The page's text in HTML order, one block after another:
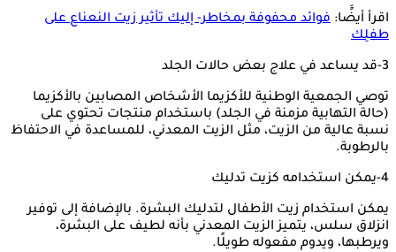
اقرأ أيضًَا: فوائد محفوفة بمخاطر- إليك تأثير زيت النعناع على
طفلِك
3-قد يساعد في علاج بعض حالات الجلد
توصي الجمعية الوطنية للأكزيما الأشخاص المصابين بالأكزيما
(حالة التهابية مزمنة في الجلد) باستخدام منتجات تحتوي على
نسبة عالية من الزيت، مثل الزيت المعدني، للمساعدة في الاحتفاظ
بالرطوبة.
4-يمكن استخدامه كزيت تدليك
يمكن استخدام زيت الأطفال لتدليك البشرة. بالإضافة إلى توفير
انزلاق سلس، يتميز الزيت المعدني بأنه لطيف على البشرة،
ويرطبها، ويدوم مفعوله طويلًا.